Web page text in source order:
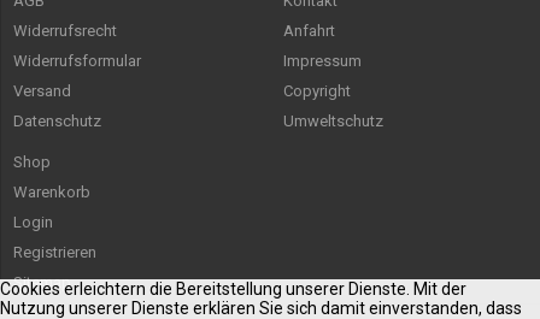
Widerrufsrecht
Widerrufsformular
Versand
Datenschutz
Anfahrt
Impressum
Copyright
Umweltschutz
Shop
Warenkorb
Login
Registrieren
Sitemap
Cookies erleichtern die Bereitstellung unserer Dienste. Mit der
Nutzung unserer Dienste erklären Sie sich damit einverstanden, dass